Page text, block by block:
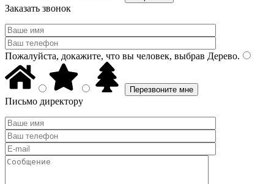
Заказать звонок
Пожалуйста, докажите, что вы человек, выбрав Дерево.
Письмо директору